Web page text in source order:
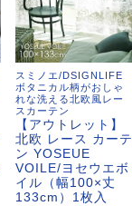
スミノエ/DSIGNLIFE
ボタニカル柄がおしゃ
れな洗える北欧風レー
スカーテン
【アウトレット】
北欧 レース カーテ
ン YOSEUE
VOILE/ヨセウエボ
イル（幅100×丈
133cm）1枚入